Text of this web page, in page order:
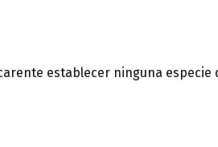
establecer ninguna